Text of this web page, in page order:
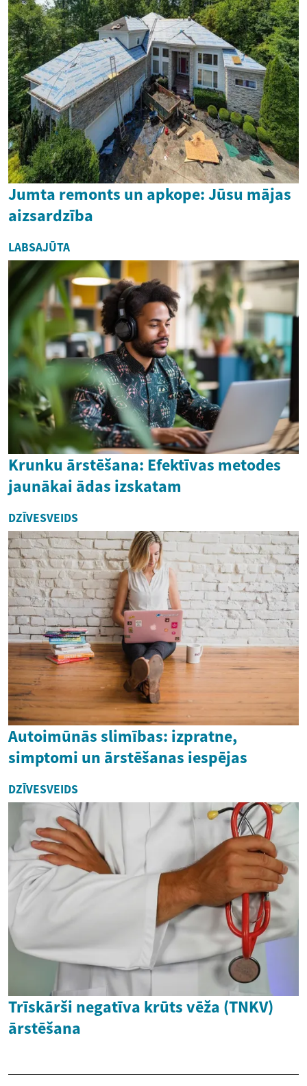
Jumta remonts un apkope: Jūsu mājas
aizsardzība
LABSAJŪTA
Krunku ārstēšana: Efektīvas metodes
jaunākai ādas izskatam
DZĪVESVEIDS
Autoimūnās slimības: izpratne,
simptomi un ārstēšanas iespējas
DZĪVESVEIDS
Trīskārši negatīva krūts vēža (TNKV)
ārstēšana